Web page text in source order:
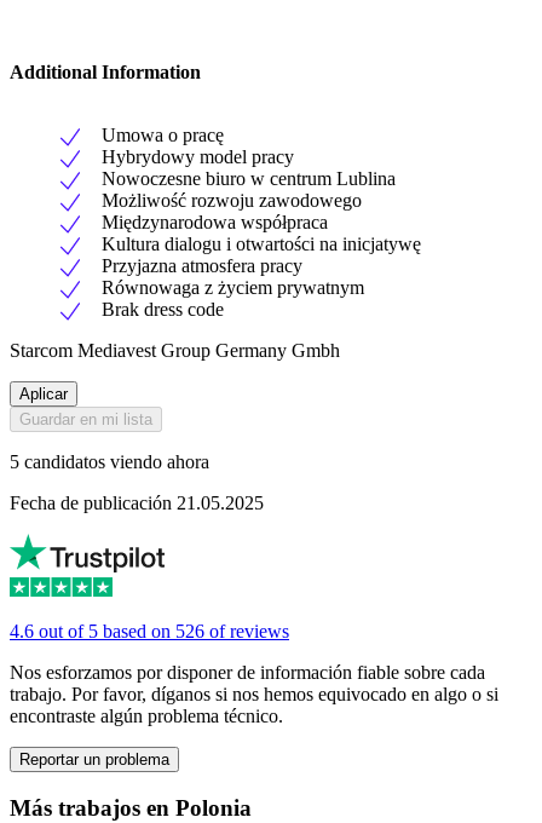
Additional Information
Umowa o pracę
Hybrydowy model pracy
Nowoczesne biuro w centrum Lublina
Możliwość rozwoju zawodowego
Międzynarodowa współpraca
Kultura dialogu i otwartości na inicjatywę
Przyjazna atmosfera pracy
Równowaga z życiem prywatnym
Brak dress code
Starcom Mediavest Group Germany Gmbh
Aplicar
Guardar en mi lista
5 candidatos viendo ahora
Fecha de publicación 21.05.2025
4.6 out of 5 based on 526 of reviews
Nos esforzamos por disponer de información fiable sobre cada
trabajo. Por favor, díganos si nos hemos equivocado en algo o si
encontraste algún problema técnico.
Reportar un problema
Más trabajos en Polonia